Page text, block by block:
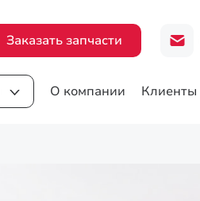
О компании Клиенты
Заказать запчасти